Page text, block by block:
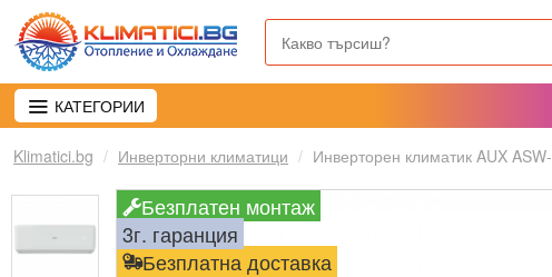
КАТЕГОРИИ
Klimatici.bg Инверторни климатици Инверторен климатик AUX
Безплатен монтаж
Безплатна доставка
3г. гаранция